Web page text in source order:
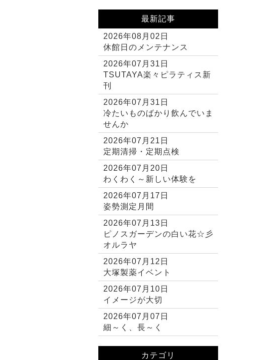
最新記事
2026年08月02日
休館日のメンテナンス
2026年07月31日
TSUTAYA楽々ピラティス新
刊
2026年07月31日
冷たいものばかり飲んでいま
せんか
2026年07月21日
定期清掃・定期点検
2026年07月20日
わくわく～新しい体験を
2026年07月17日
姿勢測定月間
2026年07月13日
ピノスガーデンの白い花☆彡
オルラヤ
2026年07月12日
大塚製薬イベント
2026年07月10日
イメージが大切
2026年07月07日
細～く、長～く
カテゴリ